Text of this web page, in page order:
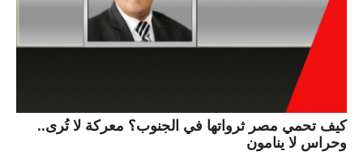
كيف تحمي مصر ثرواتها في الجنوب؟ معركة لا تُرى..
وحراس لا ينامون